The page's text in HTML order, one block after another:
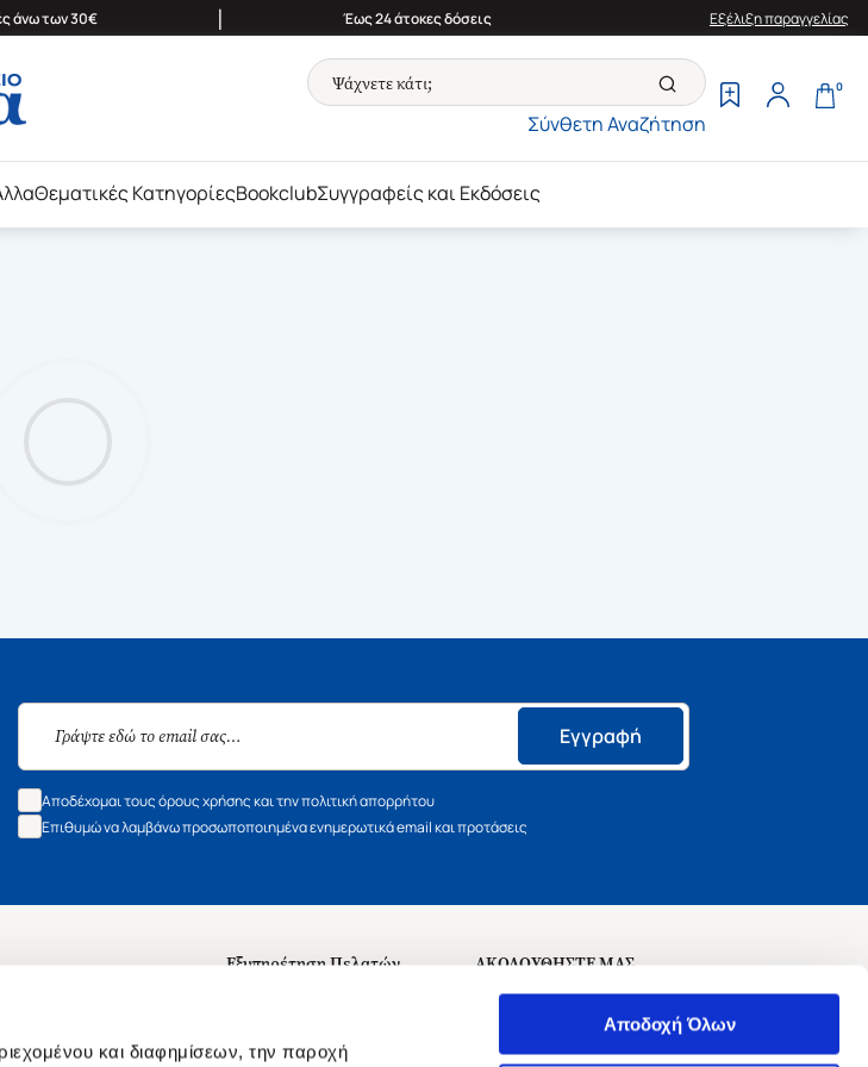
και διαφημίσεων, την παροχή
Αποδοχή Όλων
άνω των 30€ | Έως 24 άτοκες δόσεις Εξέλιξη παραγγελίας
Σύνθετη Αναζήτηση
0
Θεματικές ΚατηγορίεςBookclubΣυγγραφείς και Εκδόσεις
Εγγραφή
Αποδέχομαι τους όρους χρήσης και την πολιτική απορρήτου
Επιθυμώ να λαμβάνω προσωποποιημένα ενημερωτικά email και προτάσεις
Εξυπηρέτηση Πελατών
ΑΚΟΛΟΥΘΗΣΤΕ ΜΑΣ